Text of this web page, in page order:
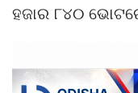
ହଜାର ୮୪୦